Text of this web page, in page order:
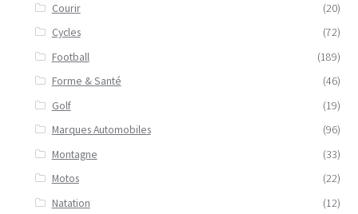
Courir
(20)
Cycles
(72)
Football
(189)
Forme & Santé
(46)
Golf
(19)
Marques Automobiles
(96)
Montagne
(33)
Motos
(22)
Natation
(12)